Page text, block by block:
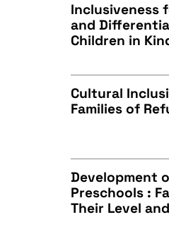
CZYSTY
Inclusiveness
and
Children in
BIBTEX
Cultural
Families of
CZYSTY
Development
Preschools :
Their Level